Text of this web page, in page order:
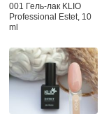
001 Гель-лак KLIO
Professional Estet, 10
ml